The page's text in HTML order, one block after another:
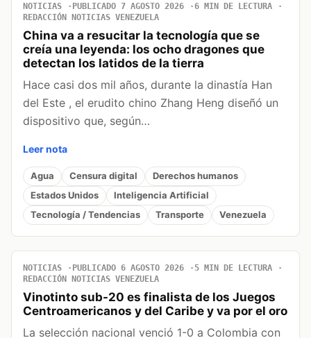
NOTICIAS PUBLICADO 7 AGOSTO 2026
6 MIN DE LECTURA
REDACCIÓN NOTICIAS VENEZUELA
China va a resucitar la tecnología que se
creía una leyenda: los ocho dragones que
detectan los latidos de la tierra
Hace casi dos mil años, durante la dinastía Han
del Este , el erudito chino Zhang Heng diseñó un
dispositivo que, según…
Leer nota
Agua Censura digital
Derechos humanos
Estados Unidos
Inteligencia Artificial
Tecnología / Tendencias
Transporte Venezuela
NOTICIAS PUBLICADO 6 AGOSTO 2026
5 MIN DE LECTURA
REDACCIÓN NOTICIAS VENEZUELA
Vinotinto sub-20 es finalista de los Juegos
Centroamericanos y del Caribe y va por el oro
La selección nacional venció 1-0 a Colombia con